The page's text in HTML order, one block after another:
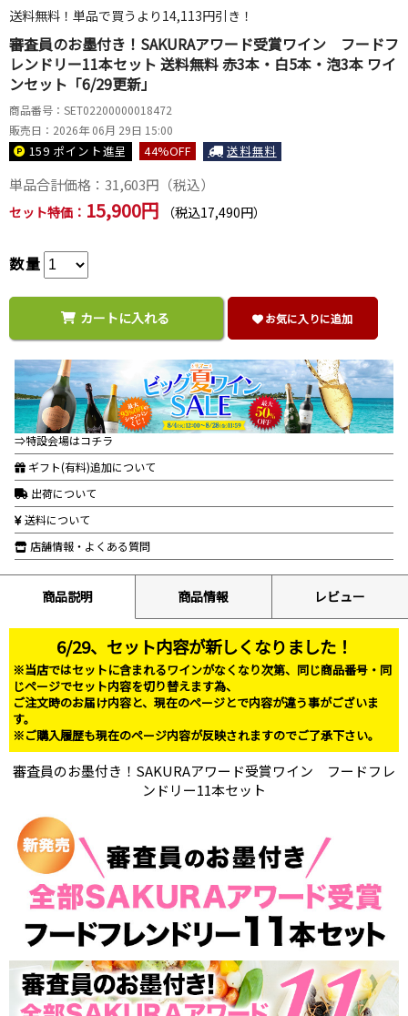
送料無料！単品で買うより14,113円引き！
審査員のお墨付き！SAKURAアワード受賞ワイン フードフ
レンドリー11本セット 送料無料 赤3本・白5本・泡3本 ワイ
ンセット「6/29更新」
商品番号：SET02200000018472
販売日：2026年 06月 29日 15:00
159 ポイント進呈 44%OFF 送料無料
単品合計価格： 31,603円（税込）
セット特価： 15,900円 （税込17,490円）
数量
カートに入れる お気に入りに追加
⇒特設会場はコチラ
ギフト(有料)追加について
出荷について
送料について
店舗情報・よくある質問
商品説明 商品情報 レビュー
6/29、セット内容が新しくなりました！
※当店ではセットに含まれるワインがなくなり次第、同じ商品番号・同
じページでセット内容を切り替えます為、
ご注文時のお届け内容と、現在のページとで内容が違う事がございま
す。
※ご購入履歴も現在のページ内容が反映されますのでご了承下さい。
審査員のお墨付き！SAKURAアワード受賞ワイン フードフレ
ンドリー11本セット